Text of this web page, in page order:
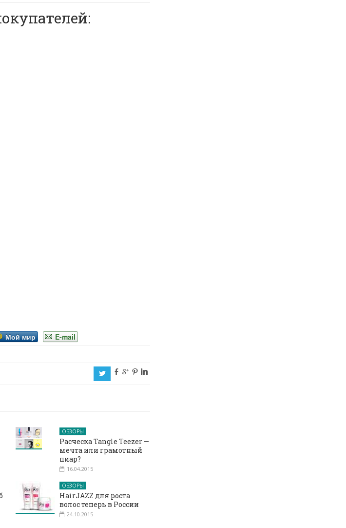
Мой мир E-mail
a b c d j
ОБЗОРЫ
Расческа Tangle Teezer —
мечта или грамотный
пиар?
16.04.2015
ОБЗОРЫ
HairJAZZ для роста
волос теперь в России
24.10.2015